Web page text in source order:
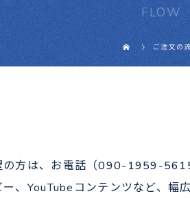
FLOW
ご注文の
方は、お電話（090-1959-
、YouTubeコンテンツなど、